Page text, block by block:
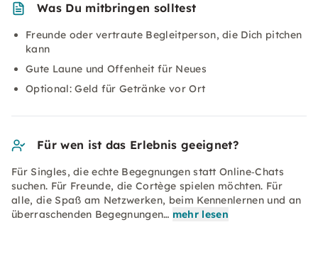
Was Du mitbringen solltest
Freunde oder vertraute Begleitperson, die Dich pitchen
kann
Gute Laune und Offenheit für Neues
Optional: Geld für Getränke vor Ort
Für wen ist das Erlebnis geeignet?
Für Singles, die echte Begegnungen statt Online‑Chats
suchen. Für Freunde, die Cortège spielen möchten. Für
alle, die Spaß am Netzwerken, beim Kennenlernen und an
überraschenden Begegnungen… mehr lesen